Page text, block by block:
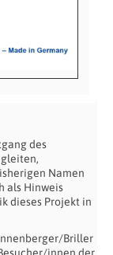
des
Namen
als Hinweis
dieses Projekt in
Briller
innen der